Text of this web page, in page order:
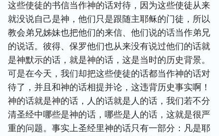
这些使徒的书信当作神的话对待，因为这些使徒从来
就没说自己是神，他们只是跟随主耶稣的门徒，所以
教会弟兄姊妹也把他们的来信、他们说的话当作弟兄
的说话。彼得、保罗他们也从来没有说过他们的话就
是神默示的话，就是神的话，这是当时的历史背景。
可是在今天，我们却把这些使徒的话都当作神的话对
待了，并且和神的话相提并论，这违背历史事实啊！
神的话就是神的话，人的话就是人的话，我们若不分
清圣经中哪些是神的话，哪些是人的话，这就是很严
重的问题。事实上圣经里神的话只有一部分：凡是耶